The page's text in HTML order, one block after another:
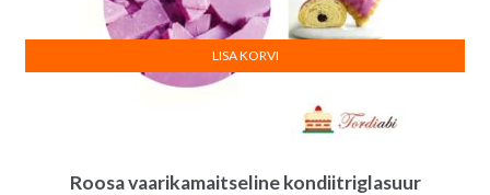
Roosa vaarikamaitseline kondiitriglasuur
LISA KORVI